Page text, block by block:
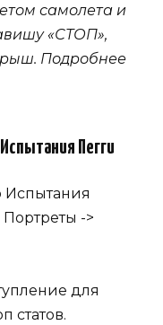
самолета и
«СТОП»,
Подробнее
Пегги
Испытания
->
для
статов.